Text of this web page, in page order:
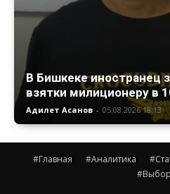
В Бишкеке иностранец
взятки милиционеру в
Адилет Асанов - 05.08.2026 18:13
#Главная #Аналитика